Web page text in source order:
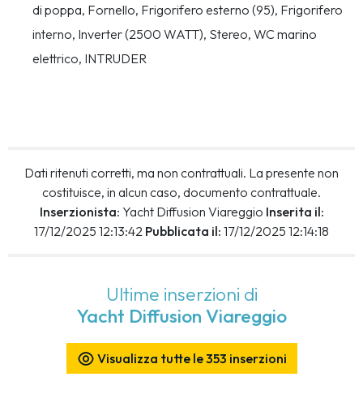
di poppa, Fornello, Frigorifero esterno (95), Frigorifero
interno, Inverter (2500 WATT), Stereo, WC marino
elettrico, INTRUDER
Dati ritenuti corretti, ma non contrattuali. La presente non
costituisce, in alcun caso, documento contrattuale.
Inserzionista: Yacht Diffusion Viareggio Inserita il:
17/12/2025 12:13:42 Pubblicata il: 17/12/2025 12:14:18
Ultime inserzioni di
Yacht Diffusion Viareggio
Visualizza tutte le 353 inserzioni